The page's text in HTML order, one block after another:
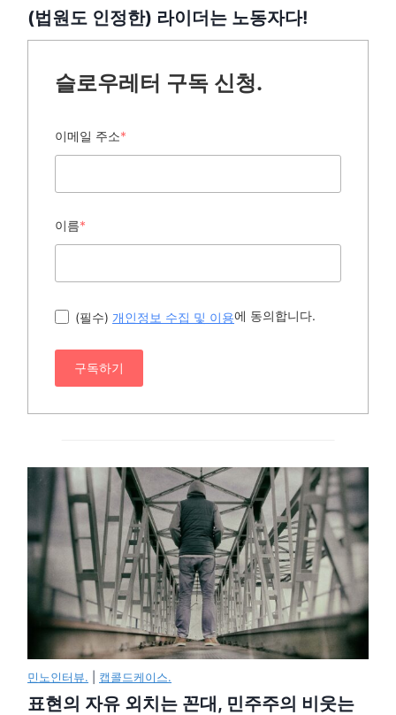
(법원도 인정한) 라이더는 노동자다!
슬로우레터 구독 신청.
이메일 주소*
이름*
(필수) 개인정보 수집 및 이용에 동의합니다.
구독하기
민노인터뷰. 캡콜드케이스.
표현의 자유 외치는 꼰대, 민주주의 비웃는